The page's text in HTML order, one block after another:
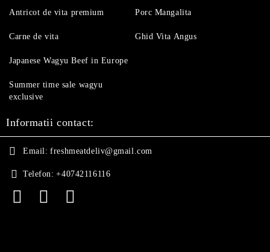
Antricot de vita premium
Carne de vita
Porc Mangalita
Ghid Vita Angus
Japanese Wagyu Beef in Europe
Summer time sale wagyu
exclusive
Informatii contact:
Email: freshmeatdeliv@gmail.com
Telefon: +40742116116